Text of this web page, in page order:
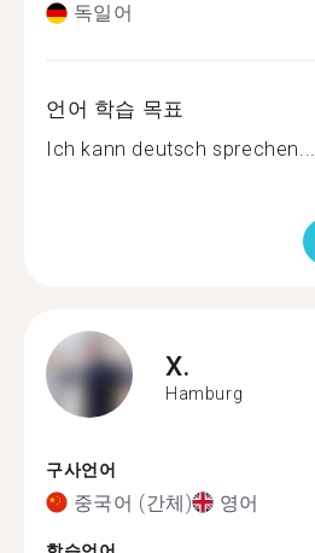
독일어
언어 학습 목표
Ich kann deutsch sprechen...
X.
Hamburg
구사언어
중국어 (간체) 영어